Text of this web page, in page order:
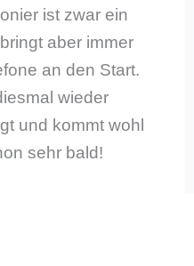
ist zwar ein
aber immer
an den Start.
wieder
und kommt wohl
sehr bald!